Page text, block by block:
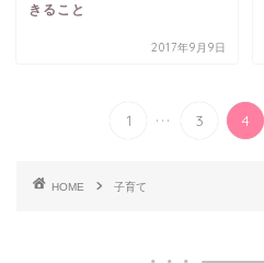
きること
2017年9月9日
1 ... 3 4
HOME 子育て